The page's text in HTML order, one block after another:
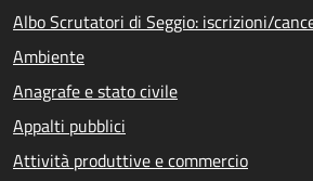
Albo Scrutatori di Seggio: iscrizioni/
Ambiente
Anagrafe e stato civile
Appalti pubblici
Attività produttive e commercio